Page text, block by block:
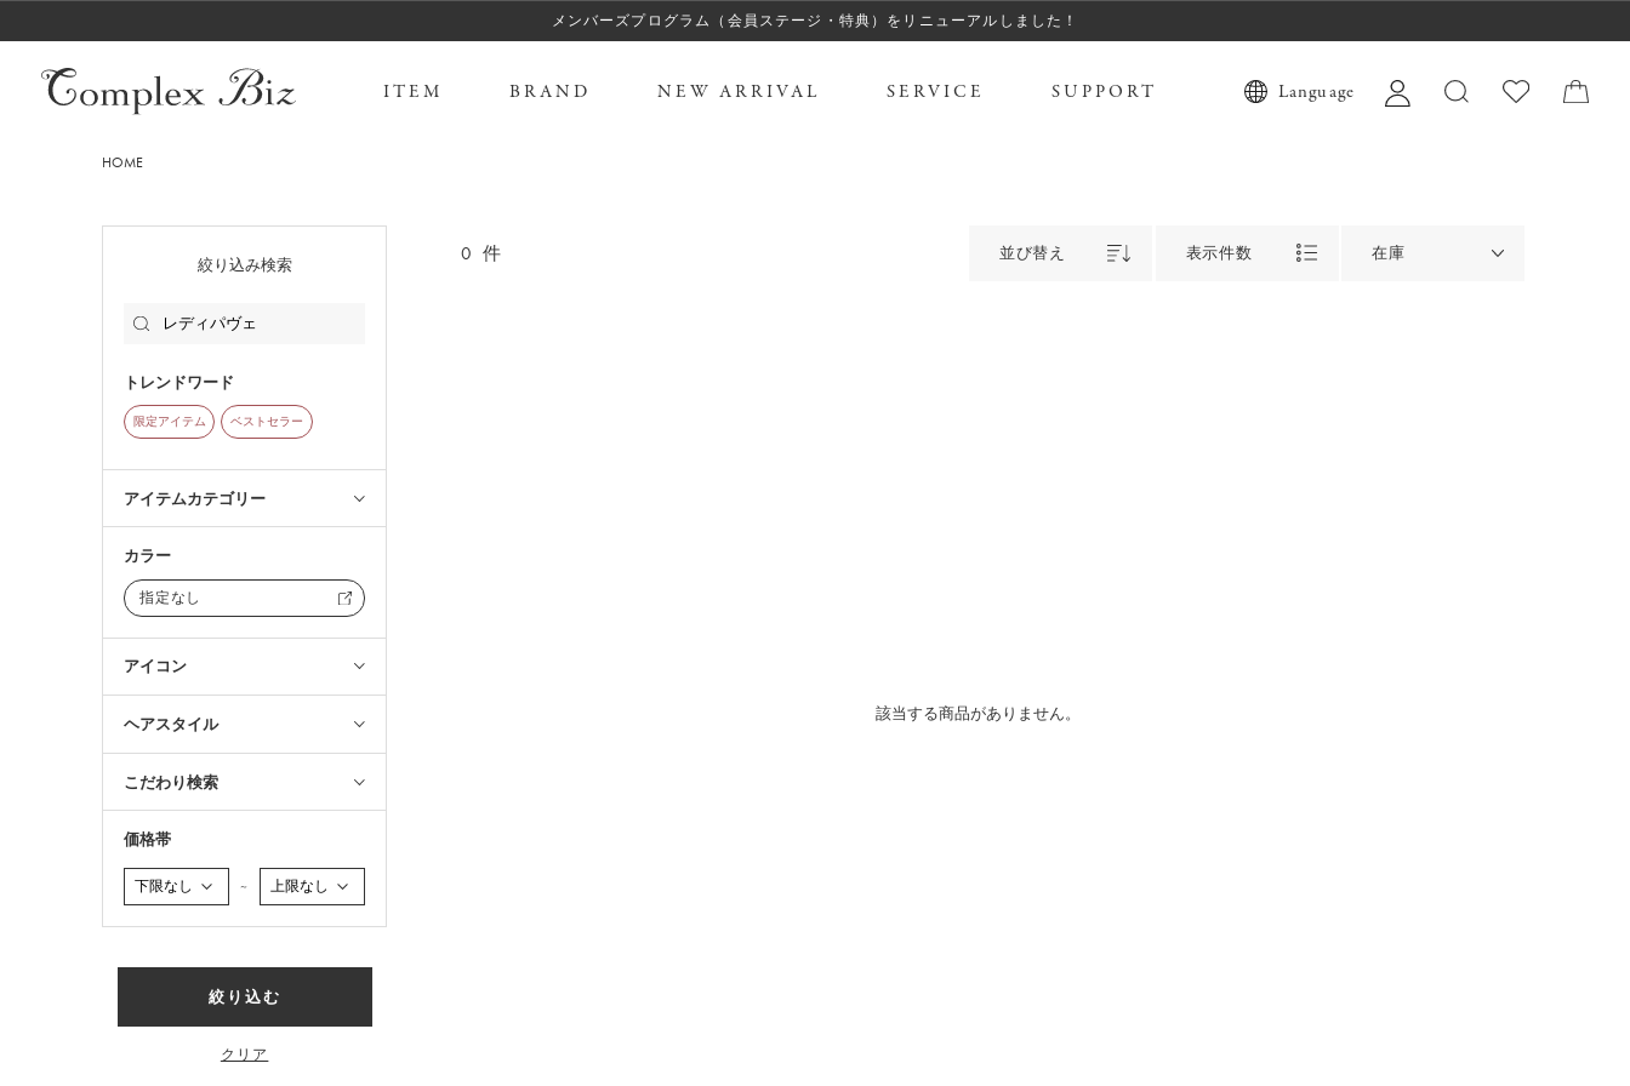
メンバーズプログラム（会員ステージ・特典）をリニューアルしました！
ITEM BRAND NEW ARRIVAL SERVICE SUPPORT Language
HOME
絞り込み検索
トレンドワード
限定アイテム ベストセラー
アイテムカテゴリー
カラー
指定なし
アイコン
ヘアスタイル
こだわり検索
価格帯
～
絞り込む
クリア
0 件 並び替え 表示件数 在庫
該当する商品がありません。